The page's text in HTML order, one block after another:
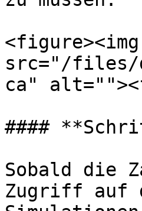
<figure><img
src="/files/
ca"
####
Sobald die
Zugriff auf